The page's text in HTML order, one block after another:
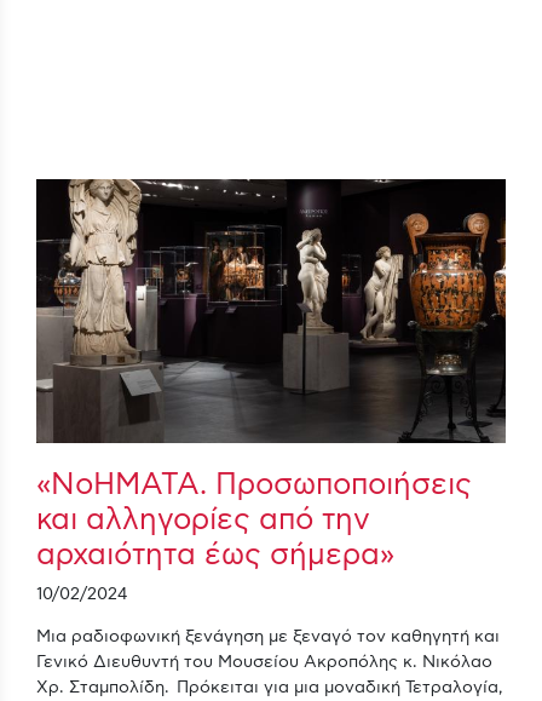
«ΝοΗΜΑΤΑ. Προσωποποιήσεις
και αλληγορίες από την
αρχαιότητα έως σήμερα»
10/02/2024
Μια ραδιοφωνική ξενάγηση με ξεναγό τον καθηγητή και
Γενικό Διευθυντή του Μουσείου Ακροπόλης κ. Νικόλαο
Χρ. Σταμπολίδη. Πρόκειται για μια μοναδική Τετραλογία,